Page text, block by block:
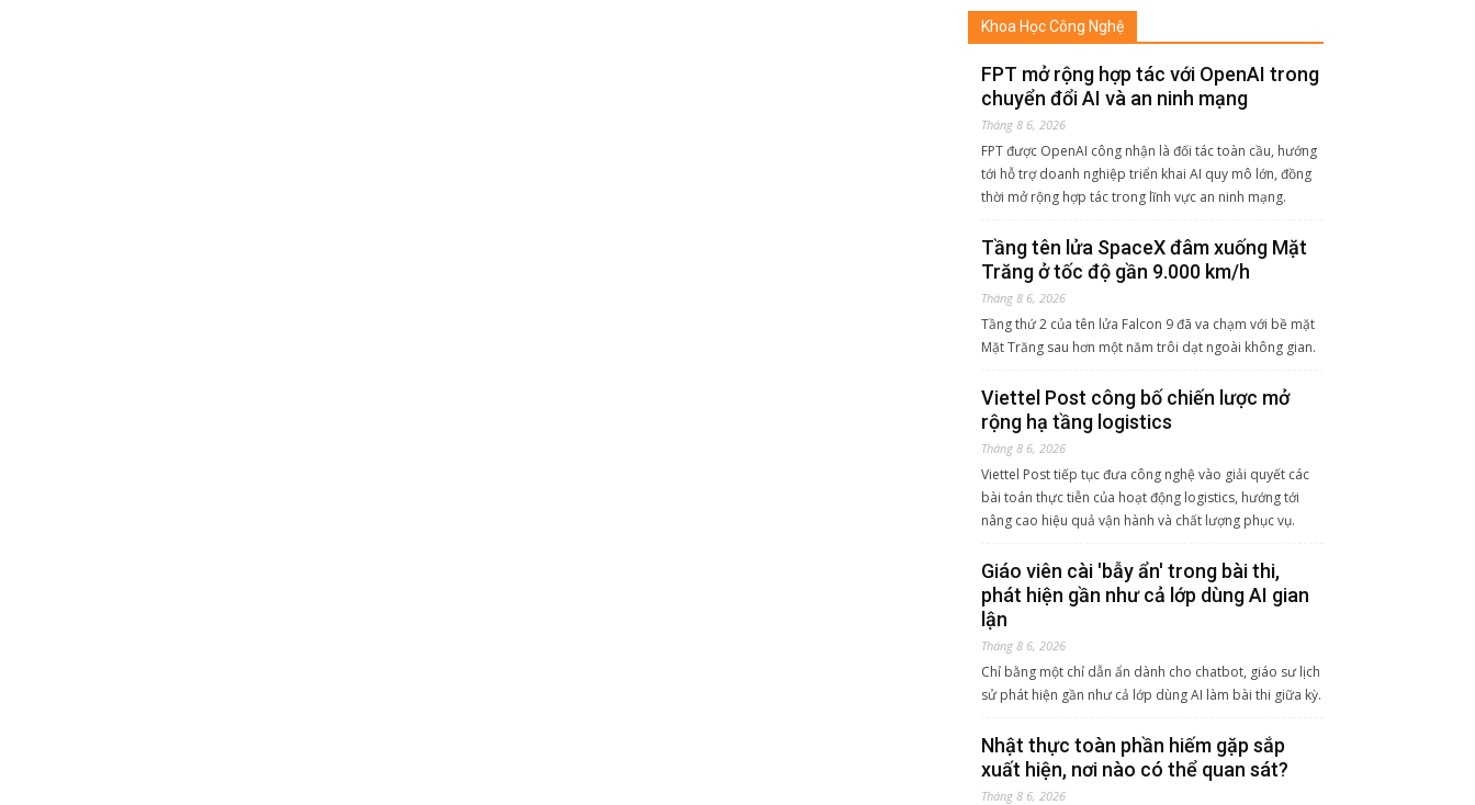
Khoa Học Công Nghệ
FPT mở rộng hợp tác với OpenAI trong
chuyển đổi AI và an ninh mạng
Tháng 8 6, 2026
FPT được OpenAI công nhận là đối tác toàn cầu, hướng
tới hỗ trợ doanh nghiệp triển khai AI quy mô lớn, đồng
thời mở rộng hợp tác trong lĩnh vực an ninh mạng.
Tầng tên lửa SpaceX đâm xuống Mặt
Trăng ở tốc độ gần 9.000 km/h
Tháng 8 6, 2026
Tầng thứ 2 của tên lửa Falcon 9 đã va chạm với bề mặt
Mặt Trăng sau hơn một năm trôi dạt ngoài không gian.
Viettel Post công bố chiến lược mở
rộng hạ tầng logistics
Tháng 8 6, 2026
Viettel Post tiếp tục đưa công nghệ vào giải quyết các
bài toán thực tiễn của hoạt động logistics, hướng tới
nâng cao hiệu quả vận hành và chất lượng phục vụ.
Giáo viên cài 'bẫy ẩn' trong bài thi,
phát hiện gần như cả lớp dùng AI gian
lận
Tháng 8 6, 2026
Chỉ bằng một chỉ dẫn ẩn dành cho chatbot, giáo sư lịch
sử phát hiện gần như cả lớp dùng AI làm bài thi giữa kỳ.
Nhật thực toàn phần hiếm gặp sắp
xuất hiện, nơi nào có thể quan sát?
Tháng 8 6, 2026